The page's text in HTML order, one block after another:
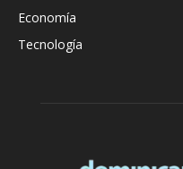
Economía
Tecnología